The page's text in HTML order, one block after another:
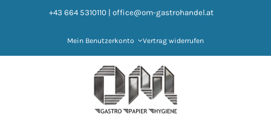
+43 664 5310110 office@om-gastrohandel.at
Mein Benutzerkonto Vertrag widerrufen